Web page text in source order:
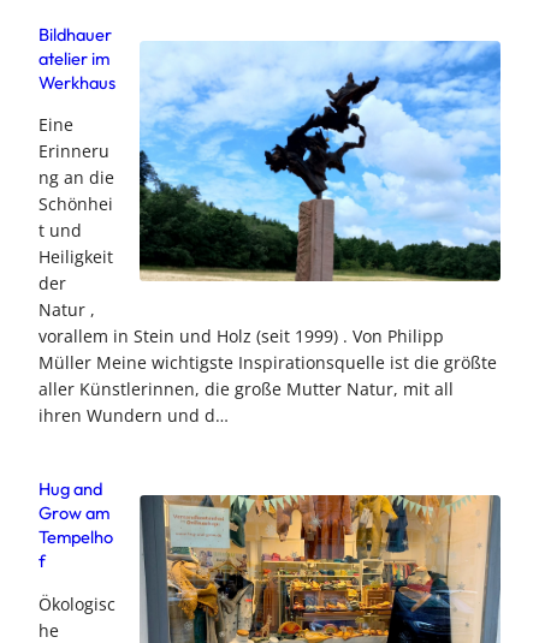
Bildhauer
atelier im
Werkhaus
Eine
Erinneru
ng an die
Schönhei
t und
Heiligkeit
der
Natur ,
vorallem in Stein und Holz (seit 1999) . Von Philipp
Müller Meine wichtigste Inspirationsquelle ist die größte
aller Künstlerinnen, die große Mutter Natur, mit all
ihren Wundern und d…
Hug and
Grow am
Tempelho
f
Ökologisc
he